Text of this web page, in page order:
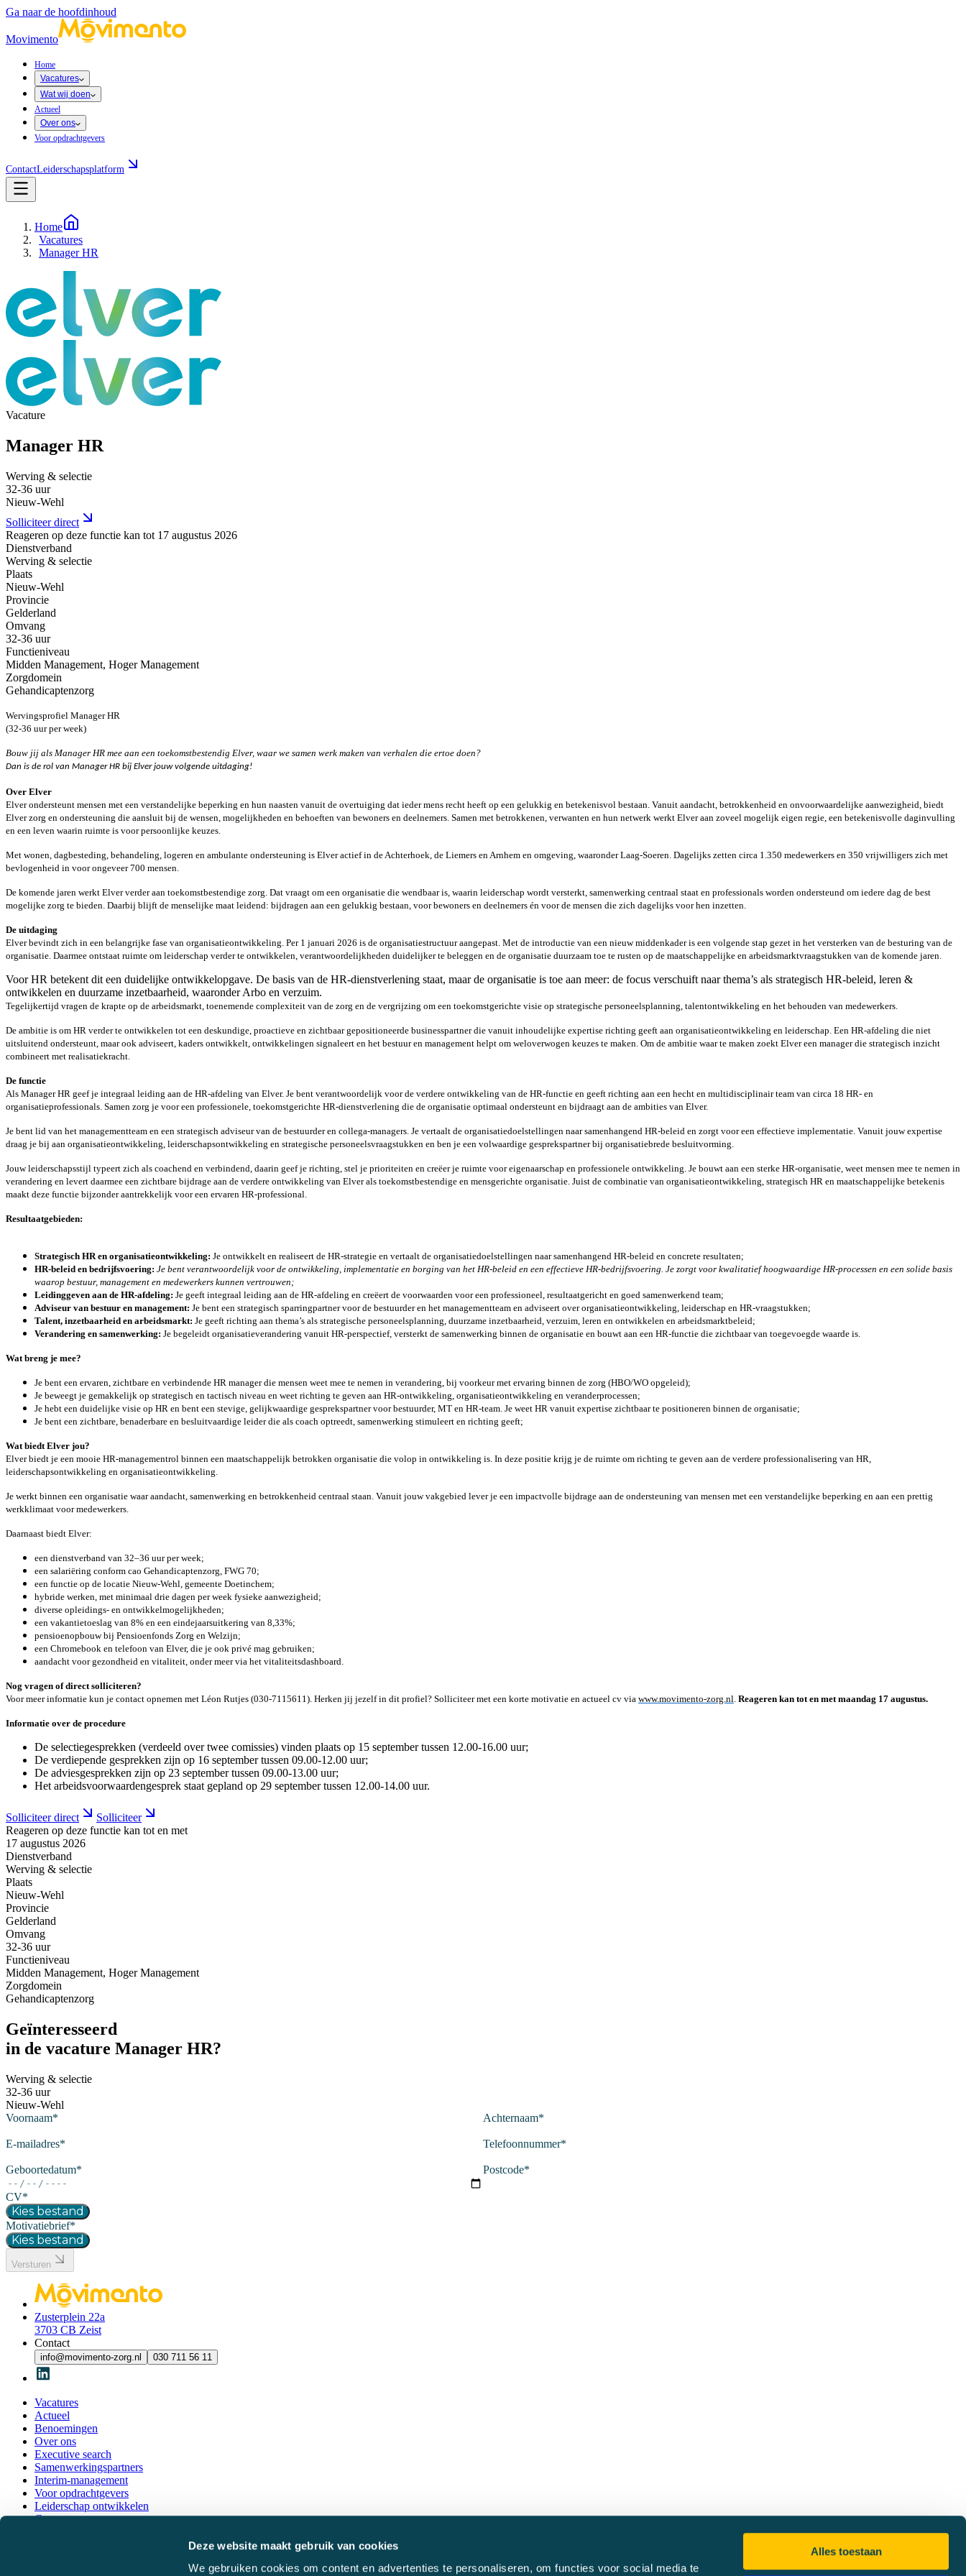
Deze website maakt gebruik van cookies
We gebruiken cookies om content en advertenties te personaliseren, om functies voor social media te
Alles toestaan
Ga naar de hoofdinhoud
Movimento
Home
Vacatures
Wat wij doen
Actueel
Over ons
Voor opdrachtgevers
ContactLeiderschapsplatform
Home
Vacatures
Manager HR
Vacature
Manager HR
Werving & selectie
32-36 uur
Nieuw-Wehl
Solliciteer direct
Reageren op deze functie kan tot 17 augustus 2026
Dienstverband
Werving & selectie
Plaats
Nieuw-Wehl
Provincie
Gelderland
Omvang
32-36 uur
Functieniveau
Midden Management, Hoger Management
Zorgdomein
Gehandicaptenzorg
Wervingsprofiel Manager HR
(32-36 uur per week)
Bouw jij als Manager HR mee aan een toekomstbestendig Elver, waar we samen werk maken van verhalen die ertoe doen?
Dan is de rol van Manager HR bij Elver jouw volgende uitdaging!
Over Elver
Elver ondersteunt mensen met een verstandelijke beperking en hun naasten vanuit de overtuiging dat ieder mens recht heeft op een gelukkig en betekenisvol bestaan. Vanuit aandacht, betrokkenheid en onvoorwaardelijke aanwezigheid, biedt
Elver zorg en ondersteuning die aansluit bij de wensen, mogelijkheden en behoeften van bewoners en deelnemers. Samen met betrokkenen, verwanten en hun netwerk werkt Elver aan zoveel mogelijk eigen regie, een betekenisvolle daginvulling
en een leven waarin ruimte is voor persoonlijke keuzes.
Met wonen, dagbesteding, behandeling, logeren en ambulante ondersteuning is Elver actief in de Achterhoek, de Liemers en Arnhem en omgeving, waaronder Laag-Soeren. Dagelijks zetten circa 1.350 medewerkers en 350 vrijwilligers zich met
bevlogenheid in voor ongeveer 700 mensen.
De komende jaren werkt Elver verder aan toekomstbestendige zorg. Dat vraagt om een organisatie die wendbaar is, waarin leiderschap wordt versterkt, samenwerking centraal staat en professionals worden ondersteund om iedere dag de best
mogelijke zorg te bieden. Daarbij blijft de menselijke maat leidend: bijdragen aan een gelukkig bestaan, voor bewoners en deelnemers én voor de mensen die zich dagelijks voor hen inzetten.
De uitdaging
Elver bevindt zich in een belangrijke fase van organisatieontwikkeling. Per 1 januari 2026 is de organisatiestructuur aangepast. Met de introductie van een nieuw middenkader is een volgende stap gezet in het versterken van de besturing van de
organisatie. Daarmee ontstaat ruimte om leiderschap verder te ontwikkelen, verantwoordelijkheden duidelijker te beleggen en de organisatie duurzaam toe te rusten op de maatschappelijke en arbeidsmarktvraagstukken van de komende jaren.
Voor HR betekent dit een duidelijke ontwikkelopgave. De basis van de HR-dienstverlening staat, maar de organisatie is toe aan meer: de focus verschuift naar thema’s als strategisch HR-beleid, leren &
ontwikkelen en duurzame inzetbaarheid, waaronder Arbo en verzuim.
Tegelijkertijd vragen de krapte op de arbeidsmarkt, toenemende complexiteit van de zorg en de vergrijzing om een toekomstgerichte visie op strategische personeelsplanning, talentontwikkeling en het behouden van medewerkers.
De ambitie is om HR verder te ontwikkelen tot een deskundige, proactieve en zichtbaar gepositioneerde businesspartner die vanuit inhoudelijke expertise richting geeft aan organisatieontwikkeling en leiderschap. Een HR-afdeling die niet
uitsluitend ondersteunt, maar ook adviseert, kaders ontwikkelt, ontwikkelingen signaleert en het bestuur en management helpt om weloverwogen keuzes te maken. Om de ambitie waar te maken zoekt Elver een manager die strategisch inzicht
combineert met realisatiekracht.
De functie
Als Manager HR geef je integraal leiding aan de HR-afdeling van Elver. Je bent verantwoordelijk voor de verdere ontwikkeling van de HR-functie en geeft richting aan een hecht en multidisciplinair team van circa 18 HR- en
organisatieprofessionals. Samen zorg je voor een professionele, toekomstgerichte HR-dienstverlening die de organisatie optimaal ondersteunt en bijdraagt aan de ambities van Elver.
Je bent lid van het managementteam en een strategisch adviseur van de bestuurder en collega-managers. Je vertaalt de organisatiedoelstellingen naar samenhangend HR-beleid en zorgt voor een effectieve implementatie. Vanuit jouw expertise
draag je bij aan organisatieontwikkeling, leiderschapsontwikkeling en strategische personeelsvraagstukken en ben je een volwaardige gesprekspartner bij organisatiebrede besluitvorming.
Jouw leiderschapsstijl typeert zich als coachend en verbindend, daarin geef je richting, stel je prioriteiten en creëer je ruimte voor eigenaarschap en professionele ontwikkeling. Je bouwt aan een sterke HR-organisatie, weet mensen mee te nemen in
verandering en levert daarmee een zichtbare bijdrage aan de verdere ontwikkeling van Elver als toekomstbestendige en mensgerichte organisatie. Juist de combinatie van organisatieontwikkeling, strategisch HR en maatschappelijke betekenis
maakt deze functie bijzonder aantrekkelijk voor een ervaren HR-professional.
Resultaatgebieden:
Strategisch HR en organisatieontwikkeling: Je ontwikkelt en realiseert de HR-strategie en vertaalt de organisatiedoelstellingen naar samenhangend HR-beleid en concrete resultaten;
HR-beleid en bedrijfsvoering: Je bent verantwoordelijk voor de ontwikkeling, implementatie en borging van het HR-beleid en een effectieve HR-bedrijfsvoering. Je zorgt voor kwalitatief hoogwaardige HR-processen en een solide basis
waarop bestuur, management en medewerkers kunnen vertrouwen;
Leidinggeven aan de HR-afdeling: Je geeft integraal leiding aan de HR-afdeling en creëert de voorwaarden voor een professioneel, resultaatgericht en goed samenwerkend team;
Adviseur van bestuur en management: Je bent een strategisch sparringpartner voor de bestuurder en het managementteam en adviseert over organisatieontwikkeling, leiderschap en HR-vraagstukken;
Talent, inzetbaarheid en arbeidsmarkt: Je geeft richting aan thema’s als strategische personeelsplanning, duurzame inzetbaarheid, verzuim, leren en ontwikkelen en arbeidsmarktbeleid;
Verandering en samenwerking: Je begeleidt organisatieverandering vanuit HR-perspectief, versterkt de samenwerking binnen de organisatie en bouwt aan een HR-functie die zichtbaar van toegevoegde waarde is.
Wat breng je mee?
Je bent een ervaren, zichtbare en verbindende HR manager die mensen weet mee te nemen in verandering, bij voorkeur met ervaring binnen de zorg (HBO/WO opgeleid);
Je beweegt je gemakkelijk op strategisch en tactisch niveau en weet richting te geven aan HR-ontwikkeling, organisatieontwikkeling en veranderprocessen;
Je hebt een duidelijke visie op HR en bent een stevige, gelijkwaardige gesprekspartner voor bestuurder, MT en HR-team. Je weet HR vanuit expertise zichtbaar te positioneren binnen de organisatie;
Je bent een zichtbare, benaderbare en besluitvaardige leider die als coach optreedt, samenwerking stimuleert en richting geeft;
Wat biedt Elver jou?
Elver biedt je een mooie HR-managementrol binnen een maatschappelijk betrokken organisatie die volop in ontwikkeling is. In deze positie krijg je de ruimte om richting te geven aan de verdere professionalisering van HR,
leiderschapsontwikkeling en organisatieontwikkeling.
Je werkt binnen een organisatie waar aandacht, samenwerking en betrokkenheid centraal staan. Vanuit jouw vakgebied lever je een impactvolle bijdrage aan de ondersteuning van mensen met een verstandelijke beperking en aan een prettig
werkklimaat voor medewerkers.
Daarnaast biedt Elver:
een dienstverband van 32–36 uur per week;
een salariëring conform cao Gehandicaptenzorg, FWG 70;
een functie op de locatie Nieuw-Wehl, gemeente Doetinchem;
hybride werken, met minimaal drie dagen per week fysieke aanwezigheid;
diverse opleidings- en ontwikkelmogelijkheden;
een vakantietoeslag van 8% en een eindejaarsuitkering van 8,33%;
pensioenopbouw bij Pensioenfonds Zorg en Welzijn;
een Chromebook en telefoon van Elver, die je ook privé mag gebruiken;
aandacht voor gezondheid en vitaliteit, onder meer via het vitaliteitsdashboard.
Nog vragen of direct solliciteren?
Voor meer informatie kun je contact opnemen met Léon Rutjes (030-7115611). Herken jij jezelf in dit profiel? Solliciteer met een korte motivatie en actueel cv via www.movimento-zorg.nl Reageren kan tot en met maandag 17 augustus.
Informatie over de procedure
De selectiegesprekken (verdeeld over twee comissies) vinden plaats op 15 september tussen 12.00-16.00 uur;
De verdiepende gesprekken zijn op 16 september tussen 09.00-12.00 uur;
De adviesgesprekken zijn op 23 september tussen 09.00-13.00 uur;
Het arbeidsvoorwaardengesprek staat gepland op 29 september tussen 12.00-14.00 uur.
Solliciteer direct
Solliciteer
Reageren op deze functie kan tot en met
17 augustus 2026
Dienstverband
Werving & selectie
Plaats
Nieuw-Wehl
Provincie
Gelderland
Omvang
32-36 uur
Functieniveau
Midden Management, Hoger Management
Zorgdomein
Gehandicaptenzorg
Geïnteresseerd
in de vacature Manager HR?
Werving & selectie
32-36 uur
Nieuw-Wehl
Voornaam* Achternaam*
E-mailadres* Telefoonnummer*
Geboortedatum* Postcode*
CV*
Kies bestand
Motivatiebrief*
Kies bestand
Versturen
Zusterplein 22a
3703 CB Zeist
Contact
info@movimento-zorg.nl 030 711 56 11
Vacatures
Actueel
Benoemingen
Over ons
Executive search
Samenwerkingspartners
Interim-management
Voor opdrachtgevers
Leiderschap ontwikkelen
Contact